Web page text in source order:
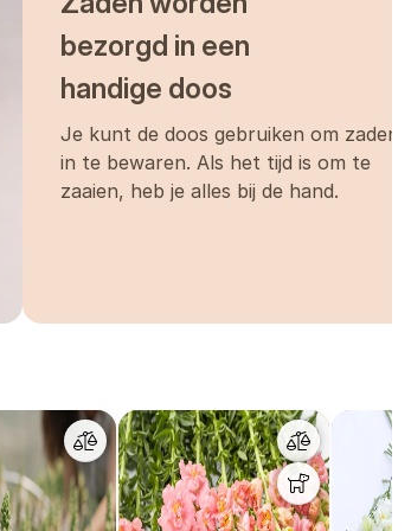
u nich objeví
slunné
hledíky
kvést
jako
bezorgd in een
handige doos
Je kunt de doos gebruiken om zaden
in te bewaren. Als het tijd is om te
zaaien, heb je alles bij de hand.